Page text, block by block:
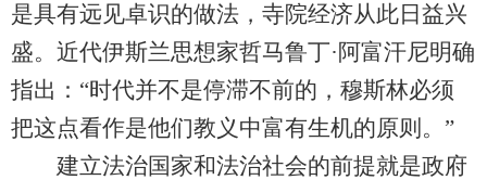
是具有远见卓识的做法，寺院经济从此日益兴
盛。近代伊斯兰思想家哲马鲁丁·阿富汗尼明确
指出：“时代并不是停滞不前的，穆斯林必须
把这点看作是他们教义中富有生机的原则。”
建立法治国家和法治社会的前提就是政府